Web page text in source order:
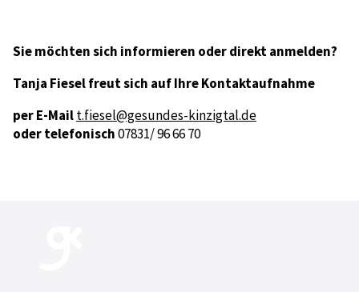
Sie möchten sich informieren oder direkt anmelden?
Tanja Fiesel freut sich auf Ihre Kontaktaufnahme
per E-Mailt.fiesel@gesundes-kinzigtal.de
oder telefonisch07831/ 96 66 70